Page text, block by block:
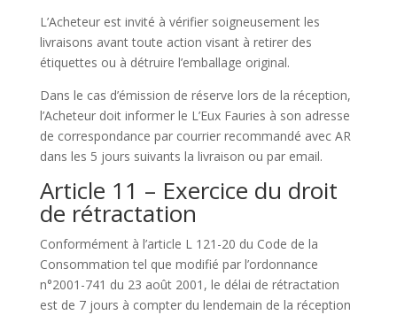
L’Acheteur est invité à vérifier soigneusement les
livraisons avant toute action visant à retirer des
étiquettes ou à détruire l’emballage original.
Dans le cas d’émission de réserve lors de la réception,
l’Acheteur doit informer le L’Eux Fauries à son adresse
de correspondance par courrier recommandé avec AR
dans les 5 jours suivants la livraison ou par email.
Article 11 – Exercice du droit
de rétractation
Conformément à l’article L 121-20 du Code de la
Consommation tel que modifié par l’ordonnance
n°2001-741 du 23 août 2001, le délai de rétractation
est de 7 jours à compter du lendemain de la réception